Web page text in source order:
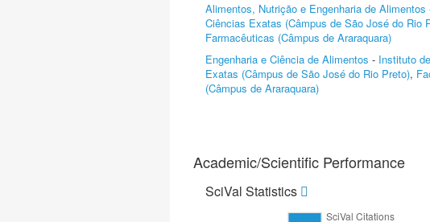
Alimentos, Nutrição e Engenharia de Alimentos
Ciências Exatas (Câmpus de São José do Rio
Farmacêuticas (Câmpus de Araraquara)
Engenharia e Ciência de Alimentos - Instituto
Exatas (Câmpus de São José do Rio Preto),
(Câmpus de Araraquara)
Academic/Scientific Performance
SciVal Statistics